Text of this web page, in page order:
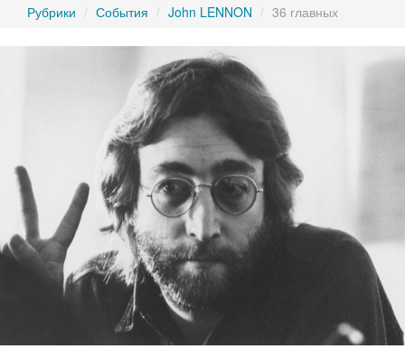
Рубрики События John LENNON 36 главных